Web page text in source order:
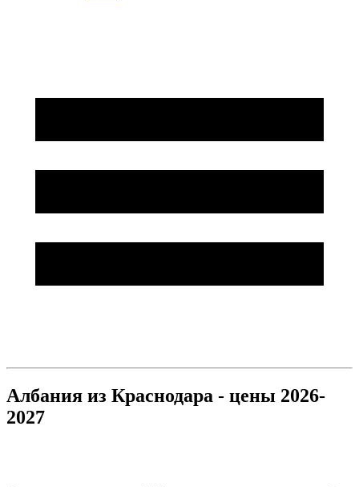
Албания из Краснодара - цены 2026-
2027